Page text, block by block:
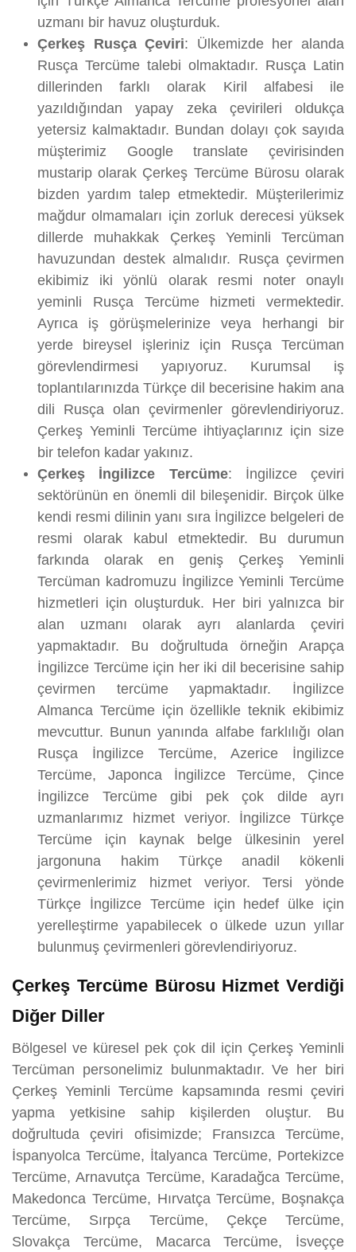
uzmanı bir havuz oluşturduk.
Çerkeş Rusça Çeviri: Ülkemizde her alanda
Rusça Tercüme talebi olmaktadır. Rusça Latin
dillerinden farklı olarak Kiril alfabesi ile
yazıldığından yapay zeka çevirileri oldukça
yetersiz kalmaktadır. Bundan dolayı çok sayıda
müşterimiz Google translate çevirisinden
mustarip olarak Çerkeş Tercüme Bürosu olarak
bizden yardım talep etmektedir. Müşterilerimiz
mağdur olmamaları için zorluk derecesi yüksek
dillerde muhakkak Çerkeş Yeminli Tercüman
havuzundan destek almalıdır. Rusça çevirmen
ekibimiz iki yönlü olarak resmi noter onaylı
yeminli Rusça Tercüme hizmeti vermektedir.
Ayrıca iş görüşmelerinize veya herhangi bir
yerde bireysel işleriniz için Rusça Tercüman
görevlendirmesi yapıyoruz. Kurumsal iş
toplantılarınızda Türkçe dil becerisine hakim ana
dili Rusça olan çevirmenler görevlendiriyoruz.
Çerkeş Yeminli Tercüme ihtiyaçlarınız için size
bir telefon kadar yakınız.
Çerkeş İngilizce Tercüme: İngilizce çeviri
sektörünün en önemli dil bileşenidir. Birçok ülke
kendi resmi dilinin yanı sıra İngilizce belgeleri de
resmi olarak kabul etmektedir. Bu durumun
farkında olarak en geniş Çerkeş Yeminli
Tercüman kadromuzu İngilizce Yeminli Tercüme
hizmetleri için oluşturduk. Her biri yalnızca bir
alan uzmanı olarak ayrı alanlarda çeviri
yapmaktadır. Bu doğrultuda örneğin Arapça
İngilizce Tercüme için her iki dil becerisine sahip
çevirmen tercüme yapmaktadır. İngilizce
Almanca Tercüme için özellikle teknik ekibimiz
mevcuttur. Bunun yanında alfabe farklılığı olan
Rusça İngilizce Tercüme, Azerice İngilizce
Tercüme, Japonca İngilizce Tercüme, Çince
İngilizce Tercüme gibi pek çok dilde ayrı
uzmanlarımız hizmet veriyor. İngilizce Türkçe
Tercüme için kaynak belge ülkesinin yerel
jargonuna hakim Türkçe anadil kökenli
çevirmenlerimiz hizmet veriyor. Tersi yönde
Türkçe İngilizce Tercüme için hedef ülke için
yerelleştirme yapabilecek o ülkede uzun yıllar
bulunmuş çevirmenleri görevlendiriyoruz.
Çerkeş Tercüme Bürosu Hizmet Verdiği
Diğer Diller
Bölgesel ve küresel pek çok dil için Çerkeş Yeminli
Tercüman personelimiz bulunmaktadır. Ve her biri
Çerkeş Yeminli Tercüme kapsamında resmi çeviri
yapma yetkisine sahip kişilerden oluştur. Bu
doğrultuda çeviri ofisimizde; Fransızca Tercüme,
İspanyolca Tercüme, İtalyanca Tercüme, Portekizce
Tercüme, Arnavutça Tercüme, Karadağca Tercüme,
Makedonca Tercüme, Hırvatça Tercüme, Boşnakça
Tercüme, Sırpça Tercüme, Çekçe Tercüme,
Slovakça Tercüme, Macarca Tercüme, İsveççe